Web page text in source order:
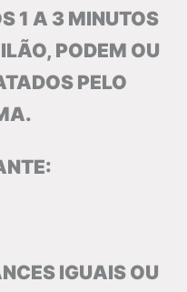
1 A 3 MINUTOS
PODEM OU
PELO
IGUAIS OU